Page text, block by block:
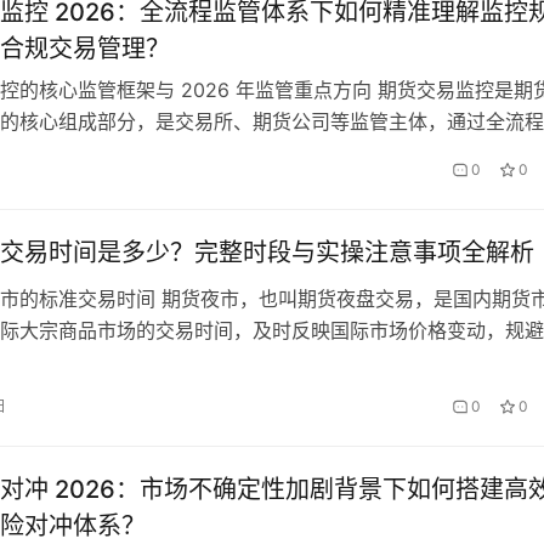
控 2026：全流程监管体系下如何精准理解监控
规交易管理？
的核心监管框架与 2026 年监管重点方向 期货交易监控是期
核心组成部分，是交易所、期货公司等监管主体，通过全流
” 原则，防范市场风险，保护投资者的合法权益。2026 年，
0 0
易时间是多少？完整时段与实操注意事项全解析
的标准交易时间 期货夜市，也叫期货夜盘交易，是国内期货
大宗商品市场的交易时间，及时反映国际市场价格变动，规
同品种的收盘时间不同，主要分为三个收盘时段，分别是
0 0
冲 2026：市场不确定性加剧背景下如何搭建高
对冲体系？